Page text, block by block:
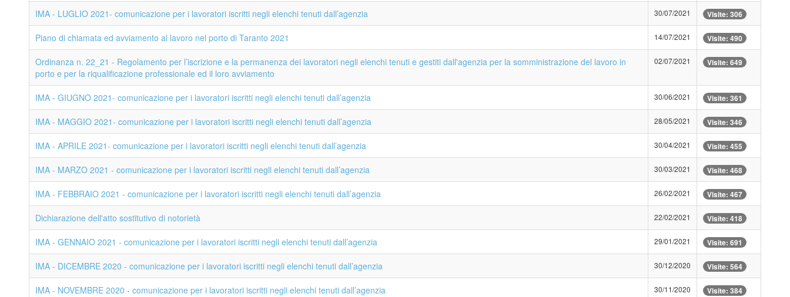
IMA - LUGLIO 2021- comunicazione per i lavoratori iscritti negli elenchi tenuti dall’agenzia 30/07/2021 Visite: 306
Piano di chiamata ed avviamento al lavoro nel porto di Taranto 2021 14/07/2021 Visite: 490
Ordinanza n. 22_21 - Regolamento per l’iscrizione e la permanenza dei lavoratori negli elenchi tenuti e gestiti dall'agenzia per la somministrazione del lavoro in
porto e per la riqualificazione professionale ed il loro avviamento
02/07/2021 Visite: 649
IMA - GIUGNO 2021- comunicazione per i lavoratori iscritti negli elenchi tenuti dall’agenzia 30/06/2021 Visite: 361
IMA - MAGGIO 2021- comunicazione per i lavoratori iscritti negli elenchi tenuti dall’agenzia 28/05/2021 Visite: 346
IMA - APRILE 2021- comunicazione per i lavoratori iscritti negli elenchi tenuti dall’agenzia 30/04/2021 Visite: 455
IMA - MARZO 2021 - comunicazione per i lavoratori iscritti negli elenchi tenuti dall’agenzia 30/03/2021 Visite: 468
IMA - FEBBRAIO 2021 - comunicazione per i lavoratori iscritti negli elenchi tenuti dall’agenzia 26/02/2021 Visite: 467
Dichiarazione dell'atto sostitutivo di notorietà 22/02/2021 Visite: 418
IMA - GENNAIO 2021 - comunicazione per i lavoratori iscritti negli elenchi tenuti dall’agenzia 29/01/2021 Visite: 691
IMA - DICEMBRE 2020 - comunicazione per i lavoratori iscritti negli elenchi tenuti dall’agenzia 30/12/2020 Visite: 564
IMA - NOVEMBRE 2020 - comunicazione per i lavoratori iscritti negli elenchi tenuti dall’agenzia 30/11/2020 Visite: 384